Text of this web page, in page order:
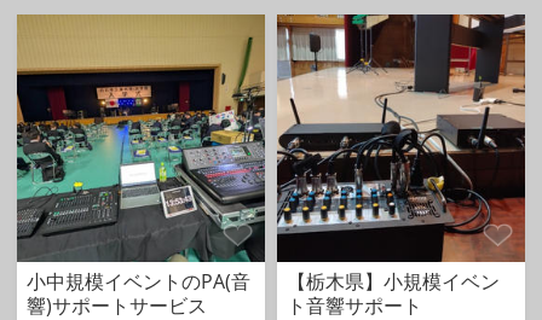
小中規模イベントのPA(音
響)サポートサービス
【栃木県】小規模イベン
ト音響サポート